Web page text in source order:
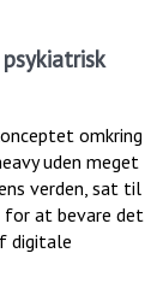
omkring
uden meget
verden, sat til
at bevare det
digitale